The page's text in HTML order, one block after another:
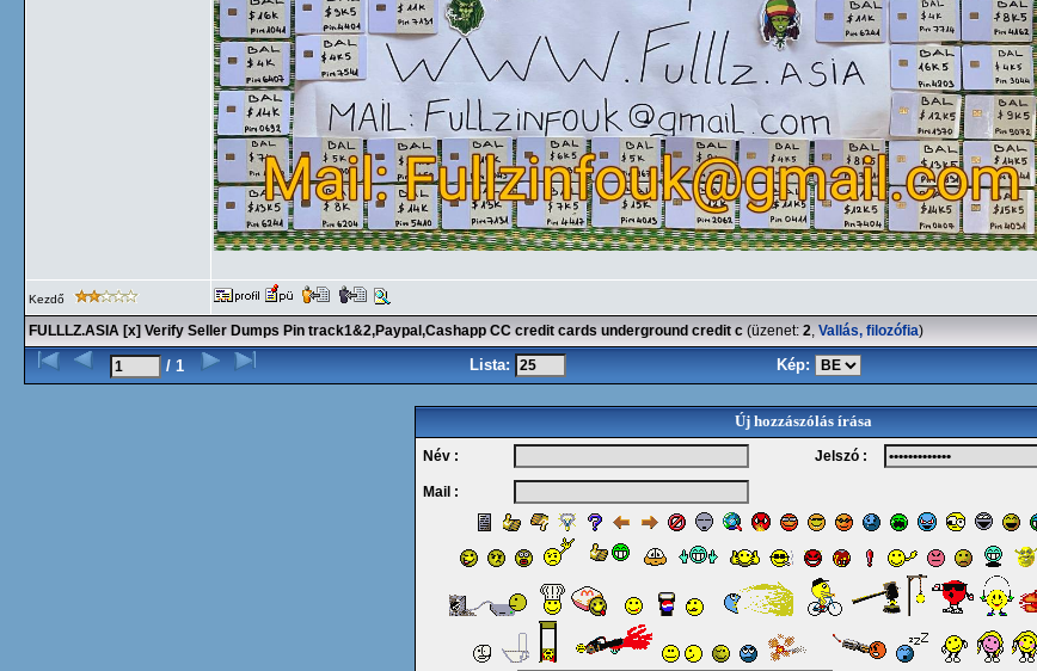
Kezdő
FULLLZ.ASIA [x] Verify Seller Dumps Pin track1&2,Paypal,Cashapp CC credit cards underground credit c (üzenet: 2, Vallás, filozófia)
/ 1 Lista: Kép:
Új hozzászólás írása
Név : Jelszó :
Mail :